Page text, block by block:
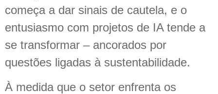
começa a dar sinais de cautela, e o
entusiasmo com projetos de IA tende a
se transformar – ancorados por
questões ligadas à sustentabilidade.
À medida que o setor enfrenta os